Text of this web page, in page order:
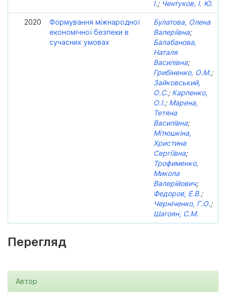
І.; Чентуков, І. Ю.
2020
Формування міжнародної
економічної безпеки в
сучасних умовах
Булатова, Олена
Валеріівна;
Балабанова,
Наталя
Василівна;
Грибіненко, О.М.;
Зайковський,
О.С.; Карпенко,
О.І.; Марена,
Тетяна
Василівна;
Мітюшкіна,
Христина
Сергіївна;
Трофименко,
Микола
Валерійович;
Федоров, Е.В.;
Черніченко, Г.О.;
Шагоян, С.М.
Перегляд
Автор